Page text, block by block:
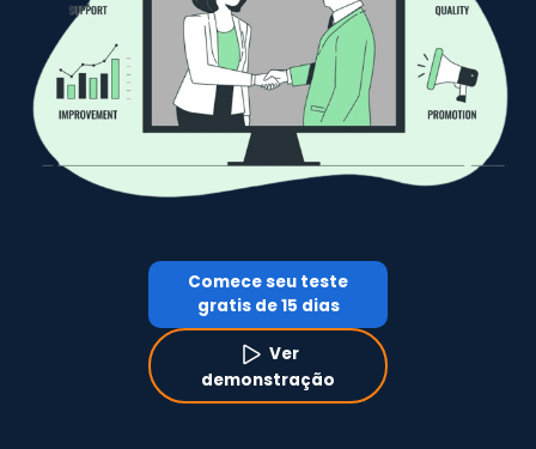
Comece seu teste
gratis de 15 dias
Ver
demonstração